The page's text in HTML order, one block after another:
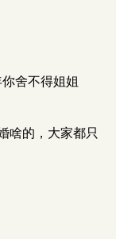
舍不得姐姐
啥的，大家都只